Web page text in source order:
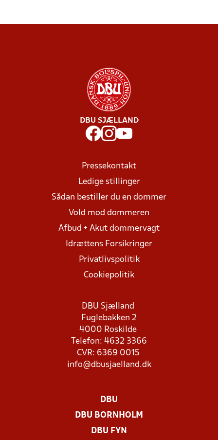
DBU SJÆLLAND
Pressekontakt
Ledige stillinger
Sådan bestiller du en dommer
Vold mod dommeren
Afbud + Akut dommervagt
Idrættens Forsikringer
Privatlivspolitik
Cookiepolitik
DBU Sjælland
Fuglebakken 2
4000 Roskilde
Telefon: 4632 3366
CVR: 6369 0015
info@dbusjaelland.dk
DBU
DBU BORNHOLM
DBU FYN